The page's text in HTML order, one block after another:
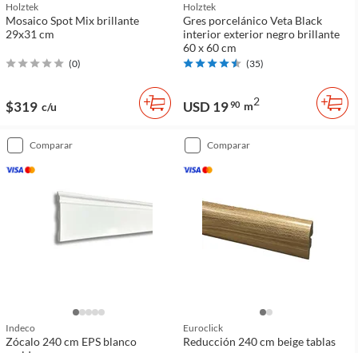
Holztek
Mosaico Spot Mix brillante
29x31 cm
(0)
$319 c/u
Holztek
Gres porcelánico Veta Black
interior exterior negro brillante
60 x 60 cm
(35)
USD 1990 m2
comparar
Indeco
Zócalo 240 cm EPS blanco
comparar
Euroclick
Reducción 240 cm beige tablas